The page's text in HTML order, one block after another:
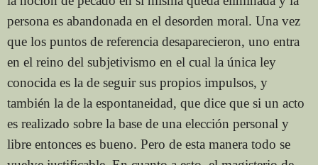
persona es abandonada en el desorden moral. Una vez
que los puntos de referencia desaparecieron, uno entra
en el reino del subjetivismo en el cual la única ley
conocida es la de seguir sus propios impulsos, y
también la de la espontaneidad, que dice que si un acto
es realizado sobre la base de una elección personal y
libre entonces es bueno. Pero de esta manera todo se